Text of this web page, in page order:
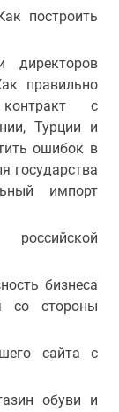
построить
директоров
правильно
контракт с
Турции и
ошибок в
государства
импорт
бизнеса
со стороны
сайта с
обуви и